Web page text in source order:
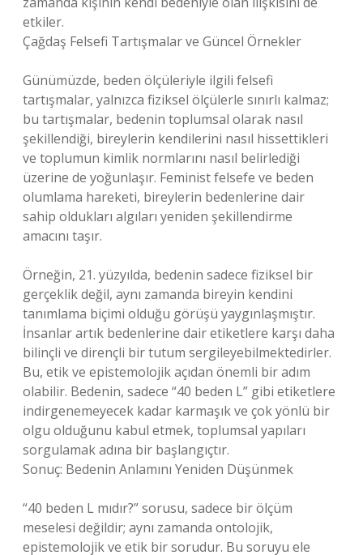
etkiler.
Çağdaş Felsefi Tartışmalar ve Güncel Örnekler
Günümüzde, beden ölçüleriyle ilgili felsefi
tartışmalar, yalnızca fiziksel ölçülerle sınırlı kalmaz;
bu tartışmalar, bedenin toplumsal olarak nasıl
şekillendiği, bireylerin kendilerini nasıl hissettikleri
ve toplumun kimlik normlarını nasıl belirlediği
üzerine de yoğunlaşır. Feminist felsefe ve beden
olumlama hareketi, bireylerin bedenlerine dair
sahip oldukları algıları yeniden şekillendirme
amacını taşır.
Örneğin, 21. yüzyılda, bedenin sadece fiziksel bir
gerçeklik değil, aynı zamanda bireyin kendini
tanımlama biçimi olduğu görüşü yaygınlaşmıştır.
İnsanlar artık bedenlerine dair etiketlere karşı daha
bilinçli ve dirençli bir tutum sergileyebilmektedirler.
Bu, etik ve epistemolojik açıdan önemli bir adım
olabilir. Bedenin, sadece “40 beden L” gibi etiketlere
indirgenemeyecek kadar karmaşık ve çok yönlü bir
olgu olduğunu kabul etmek, toplumsal yapıları
sorgulamak adına bir başlangıçtır.
Sonuç: Bedenin Anlamını Yeniden Düşünmek
“40 beden L mıdır?” sorusu, sadece bir ölçüm
meselesi değildir; aynı zamanda ontolojik,
epistemolojik ve etik bir sorudur. Bu soruyu ele